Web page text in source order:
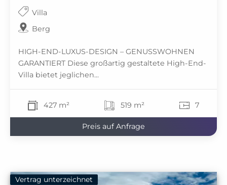
Villa
Berg
HIGH-END-LUXUS-DESIGN – GENUSSWOHNEN
GARANTIERT Diese großartig gestaltete High-End-
Villa bietet jeglichen...
427 m² 519 m² 7
Preis auf Anfrage
Vertrag unterzeichnet